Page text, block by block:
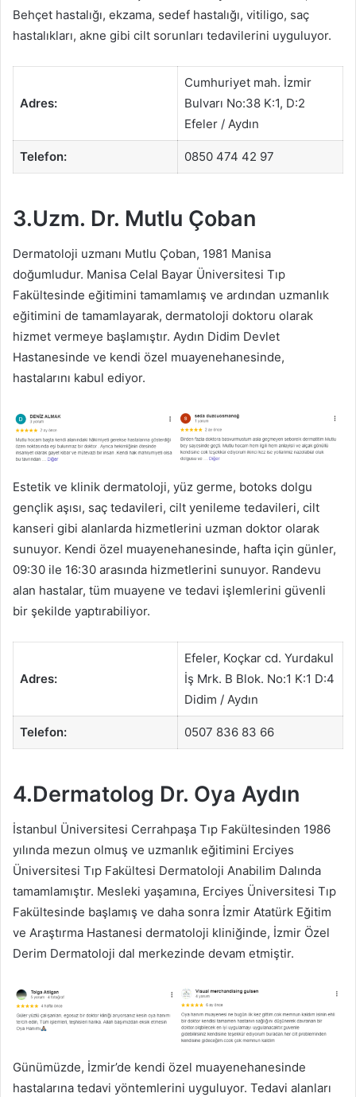
Behçet hastalığı, ekzama, sedef hastalığı, vitiligo, saç
hastalıkları, akne gibi cilt sorunları tedavilerini uyguluyor.
Adres:
Cumhuriyet mah. İzmir
Bulvarı No:38 K:1, D:2
Efeler / Aydın
Telefon: 0850 474 42 97
3.Uzm. Dr. Mutlu Çoban
Dermatoloji uzmanı Mutlu Çoban, 1981 Manisa
doğumludur. Manisa Celal Bayar Üniversitesi Tıp
Fakültesinde eğitimini tamamlamış ve ardından uzmanlık
eğitimini de tamamlayarak, dermatoloji doktoru olarak
hizmet vermeye başlamıştır. Aydın Didim Devlet
Hastanesinde ve kendi özel muayenehanesinde,
hastalarını kabul ediyor.
Estetik ve klinik dermatoloji, yüz germe, botoks dolgu
gençlik aşısı, saç tedavileri, cilt yenileme tedavileri, cilt
kanseri gibi alanlarda hizmetlerini uzman doktor olarak
sunuyor. Kendi özel muayenehanesinde, hafta için günler,
09:30 ile 16:30 arasında hizmetlerini sunuyor. Randevu
alan hastalar, tüm muayene ve tedavi işlemlerini güvenli
bir şekilde yaptırabiliyor.
Adres:
Efeler, Koçkar cd. Yurdakul
İş Mrk. B Blok. No:1 K:1 D:4
Didim / Aydın
Telefon: 0507 836 83 66
4.Dermatolog Dr. Oya Aydın
İstanbul Üniversitesi Cerrahpaşa Tıp Fakültesinden 1986
yılında mezun olmuş ve uzmanlık eğitimini Erciyes
Üniversitesi Tıp Fakültesi Dermatoloji Anabilim Dalında
tamamlamıştır. Mesleki yaşamına, Erciyes Üniversitesi Tıp
Fakültesinde başlamış ve daha sonra İzmir Atatürk Eğitim
ve Araştırma Hastanesi dermatoloji kliniğinde, İzmir Özel
Derim Dermatoloji dal merkezinde devam etmiştir.
Günümüzde, İzmir’de kendi özel muayenehanesinde
hastalarına tedavi yöntemlerini uyguluyor. Tedavi alanları